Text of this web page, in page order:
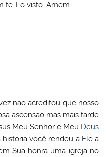
te-Lo visto. Amem
não acreditou que nosso
ascensão mas mais tarde
Meu Senhor e Meu Deus
historia você rendeu a Ele a
Sua honra uma igreja no